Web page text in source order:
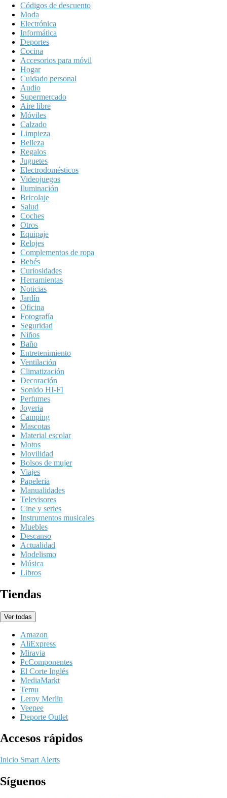
Códigos de descuento
Moda
Electrónica
Informática
Deportes
Cocina
Accesorios para móvil
Hogar
Cuidado personal
Audio
Supermercado
Aire libre
Móviles
Calzado
Limpieza
Belleza
Regalos
Juguetes
Electrodomésticos
Videojuegos
Iluminación
Bricolaje
Salud
Coches
Otros
Equipaje
Relojes
Complementos de ropa
Bebés
Curiosidades
Herramientas
Noticias
Jardín
Oficina
Fotografía
Seguridad
Niños
Baño
Entretenimiento
Ventilación
Climatización
Decoración
Sonido HI-FI
Perfumes
Joyeria
Camping
Mascotas
Material escolar
Motos
Movilidad
Bolsos de mujer
Viajes
Papelería
Manualidades
Televisores
Cine y series
Instrumentos musicales
Muebles
Descanso
Actualidad
Modelismo
Música
Libros
Tiendas
Ver todas
Amazon
AliExpress
Miravia
PcComponentes
El Corte Inglés
MediaMarkt
Temu
Leroy Merlin
Veepee
Deporte Outlet
Accesos rápidos
Inicio Smart Alerts
Síguenos